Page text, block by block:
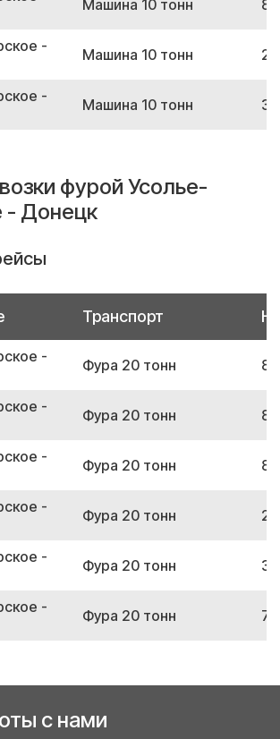
Машина 10 тонн
-
Машина 10 тонн
-
Машина 10 тонн
фурой Усолье-
- Донецк
Транспорт
-
Фура 20 тонн
-
Фура 20 тонн
-
Фура 20 тонн
-
Фура 20 тонн
-
Фура 20 тонн
-
Фура 20 тонн
с нами